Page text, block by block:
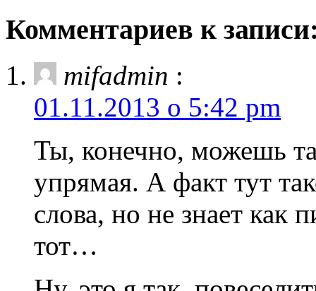
Комментариев к
mifadmin :
01.11.2013 о 5:42 pm
Ты, конечно, можешь
упрямая. А факт тут
слова, но не знает как
тот…